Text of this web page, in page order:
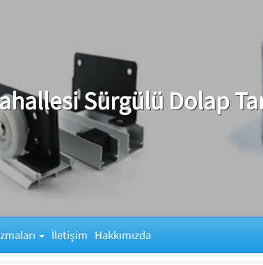
Sürgülü Dolap
İletişim Hakkımızda